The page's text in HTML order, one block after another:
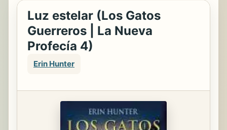
Luz estelar (Los Gatos
Guerreros | La Nueva
Profecía 4)
Erin Hunter